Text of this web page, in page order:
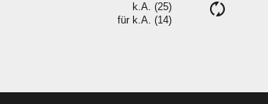
k.A. (25)
für k.A. (14)